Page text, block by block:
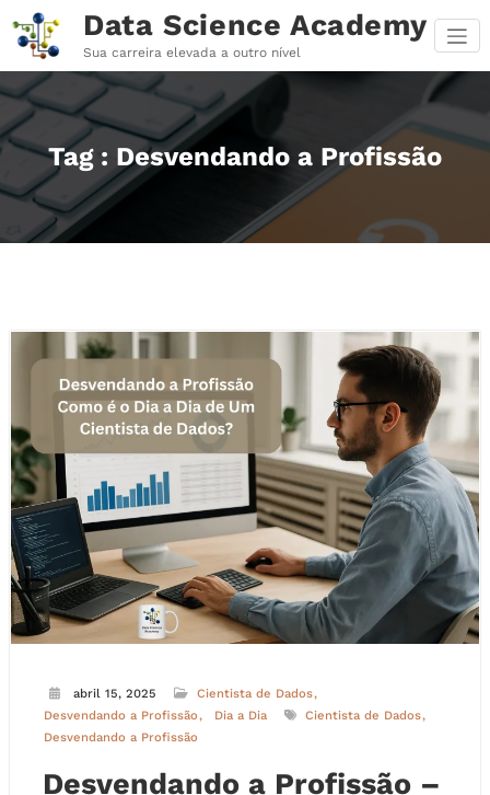
para
conteúdo
Data Science Academy
Sua carreira elevada a outro nível
Tag : Desvendando a Profissão
abril 15, 2025
Cientista de Dados
Desvendando a Profissão
Dia a Dia
Cientista de Dados
Desvendando a Profissão
Desvendando a Profissão –